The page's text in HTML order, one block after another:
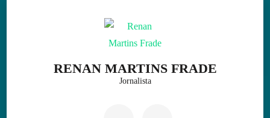
RENAN MARTINS FRADE
Jornalista